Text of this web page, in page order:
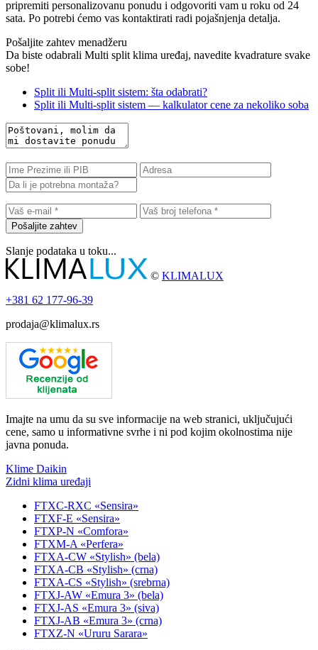
pripremiti personalizovanu ponudu i odgovoriti vam u roku od 24
sata. Po potrebi ćemo vas kontaktirati radi pojašnjenja detalja.
Pošaljite zahtev menadžeru
Da biste odabrali Multi split klima uređaj, navedite kvadrature svake
sobe!
Split ili Multi-split sistem: šta odabrati?
Split ili Multi-split sistem — kalkulator cene za nekoliko soba
Pošaljite zahtev
Slanje podataka u toku...
© KLIMALUX
+381 62 177-96-39
prodaja@klimalux.rs
Imajte na umu da su sve informacije na web stranici, uključujući
cene, samo u informativne svrhe i ni pod kojim okolnostima nije
javna ponuda.
Klime Daikin
Zidni klima uređaji
FTXC-RXC «Sensira»
FTXF-E «Sensira»
FTXP-N «Comfora»
FTXM-A «Perfera»
FTXA-CW «Stylish» (bela)
FTXA-CB «Stylish» (crna)
FTXA-CS «Stylish» (srebrna)
FTXJ-AW «Emura 3» (bela)
FTXJ-AS «Emura 3» (siva)
FTXJ-AB «Emura 3» (crna)
FTXZ-N «Ururu Sarara»